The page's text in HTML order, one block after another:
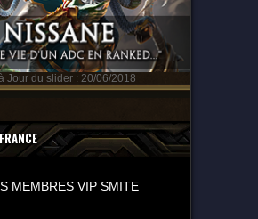
Jour du slider : 20/06/2018
MEMBRES VIP SMITE